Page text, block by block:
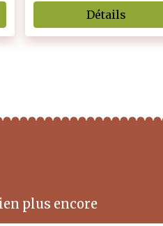
Détails
plus encore